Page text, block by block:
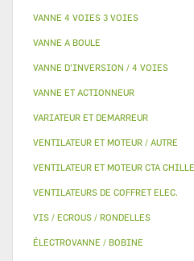
VANNE 4 VOIES 3 VOIES
VANNE A BOULE
VANNE D’INVERSION / 4 VOIES
VANNE ET ACTIONNEUR
VARIATEUR ET DEMARREUR
VENTILATEUR ET MOTEUR / AUTRE
VENTILATEUR ET MOTEUR CTA
VENTILATEURS DE COFFRET ELEC.
VIS / ECROUS / RONDELLES
ÉLECTROVANNE / BOBINE